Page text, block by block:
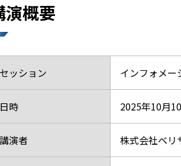
演概要
セッション インフォメー
日時 2025年10月
講演者 株式会社ベ